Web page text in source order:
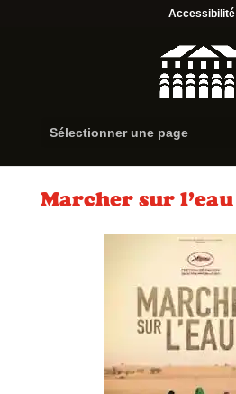
Accessibilité
Sélectionner une page
Marcher sur l’eau